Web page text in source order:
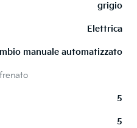
grigio
Elettrica
manuale automatizzato
5
5